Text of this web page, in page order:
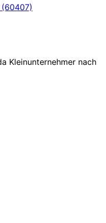
Kleinunternehmer nach